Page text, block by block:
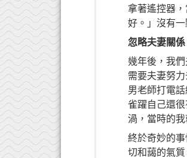
拿著遙控器
好。」沒有一
忽略夫妻關
幾年後，我
需要夫妻努
男老師打電
雀躍自己還
渦，當時的
終於奇妙的
切和藹的氣